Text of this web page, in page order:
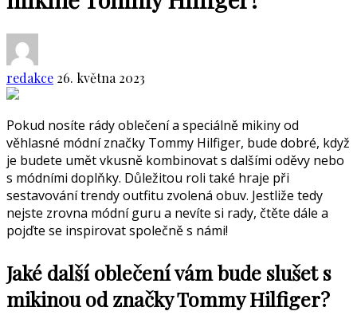
redakce 26. května 2023
Pokud nosíte rády oblečení a speciálně mikiny od
věhlasné módní značky Tommy Hilfiger, bude dobré, když
je budete umět vkusně kombinovat s dalšími oděvy nebo
s módními doplňky. Důležitou roli také hraje při
sestavování trendy outfitu zvolená obuv. Jestliže tedy
nejste zrovna módní guru a nevíte si rady, čtěte dále a
pojďte se inspirovat společně s námi!
Jaké další oblečení vám bude slušet s
mikinou od značky Tommy Hilfiger?